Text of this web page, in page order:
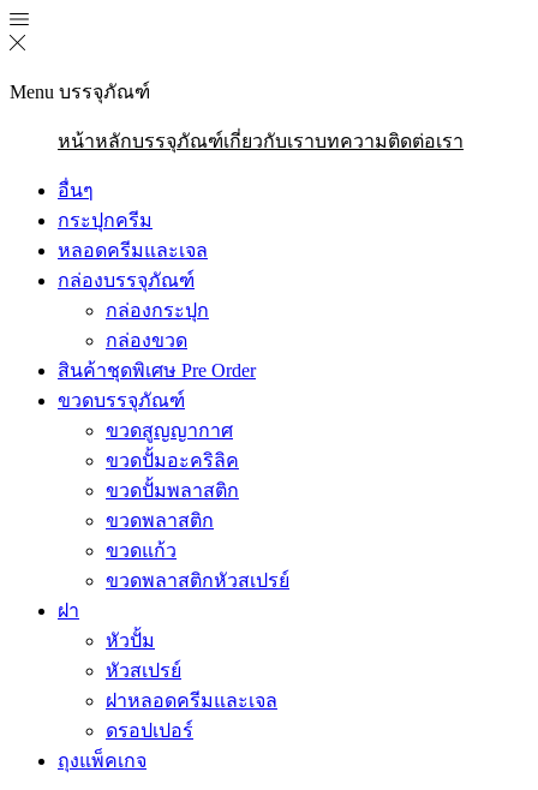
Menu บรรจุภัณฑ์
หน้าหลักบรรจุภัณฑ์เกี่ยวกับเราบทความติดต่อเรา
อื่นๆ
กระปุกครีม
หลอดครีมและเจล
กล่องบรรจุภัณฑ์
กล่องกระปุก
กล่องขวด
สินค้าชุดพิเศษ Pre Order
ขวดบรรจุภัณฑ์
ขวดสูญญากาศ
ขวดปั้มอะคริลิค
ขวดปั้มพลาสติก
ขวดพลาสติก
ขวดแก้ว
ขวดพลาสติกหัวสเปรย์
ฝา
หัวปั้ม
หัวสเปรย์
ฝาหลอดครีมและเจล
ดรอปเปอร์
ถุงแพ็คเกจ